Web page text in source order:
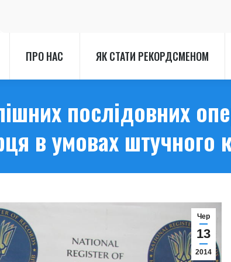
ПРО НАС ЯК СТАТИ РЕКОРДСМЕНОМ
послідовних
в умовах штучного
Чер
13
2014